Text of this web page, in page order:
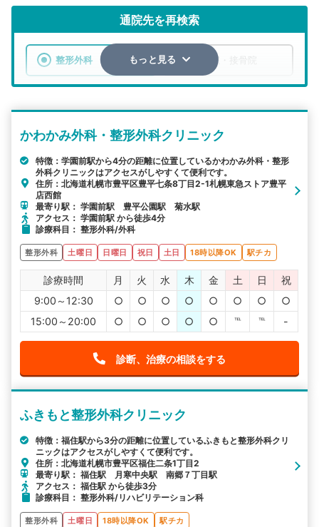
通院先を再検索
整形外科 整骨院・接骨院
検索する
詳細条件で絞り込む
その他の検索方法
駅から探す
もっと見る
かわかみ外科・整形外科クリニック
特徴：学園前駅から4分の距離に位置しているかわかみ外科・整形
外科クリニックはアクセスがしやすくて便利です。
住所：北海道札幌市豊平区豊平七条8丁目2-1札幌東急ストア豊平
店西館
最寄り駅： 学園前駅 豊平公園駅 菊水駅
アクセス： 学園前駅 から徒歩4分
診療科目： 整形外科/外科
整形外科 土曜日 日曜日 祝日 土日 18時以降OK 駅チカ
診療時間 月 火 水 木 金 土 日
祝
9:00～12:30
○ ○ ○ ○ ○ ○ ○
○
15:00～20:00
○ ○ ○ ○ ○ ℡ ℡ -
診断、治療の相談をする
ふきもと整形外科クリニック
特徴：福住駅から3分の距離に位置しているふきもと整形外科クリ
ニックはアクセスがしやすくて便利です。
住所：北海道札幌市豊平区福住二条1丁目2
最寄り駅： 福住駅 月寒中央駅 南郷７丁目駅
アクセス： 福住駅 から徒歩3分
診療科目： 整形外科/リハビリテーション科
整形外科 土曜日 18時以降OK 駅チカ